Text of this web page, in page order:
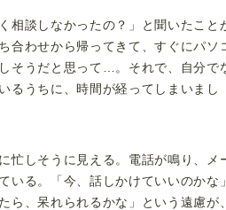
相談しなかったの？」と聞いたこと
合わせから帰ってきて、すぐにパソ
そうだと思って…。それで、自分で
るうちに、時間が経ってしまいまし
忙しそうに見える。電話が鳴り、メ
いる。「今、話しかけていいのかな
ら、呆れられるかな」という遠慮が